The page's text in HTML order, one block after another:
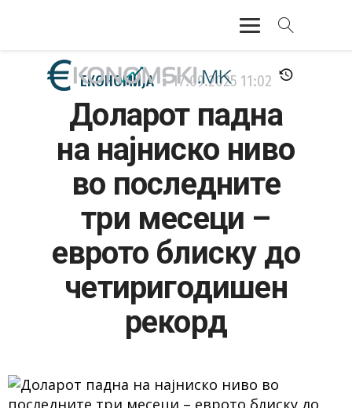
АКТУЕЛНО
ЕКОНОМИЈА
ФИНАНСИИ
БАНКАРСТВО
ЖИВОТ
МОЗАИК
ЕКОНОМИЈА 17.09.2025 11:02
Доларот падна
на најниско ниво
во последните
три месеци –
еврото блиску до
четиригодишен
рекорд